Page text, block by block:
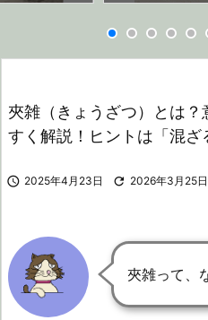
夾雑（きょうざつ）とは
すく解説！ヒントは「混ざ
 2025年4月23日  2026年3月25日
夾雑って、